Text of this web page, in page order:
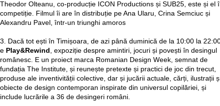
Theodor Olteanu, co-producție ICON Productions și SUB25, este și el
competiție. Filmul îi are în distribuție pe Ana Ularu, Crina Semciuc și
Alexandru Pavel, într-un triunghi amoros
3. Dacă tot ești în Timișoara, de azi până duminică de la 10:00 la
e Play&Rewind , expoziție despre amintiri, jocuri și povești în desingul
românesc. E un proiect marca Romanian Design Week, semnat de
fundația The Institute, și reunește pretexte și practici de joc din trecut,
produse ale inventivității colective, dar și jucării actuale, cărți, ilustrații
obiecte de design contemporan inspirate din universul copilăriei, și
include lucrările a 36 de desingeri români.